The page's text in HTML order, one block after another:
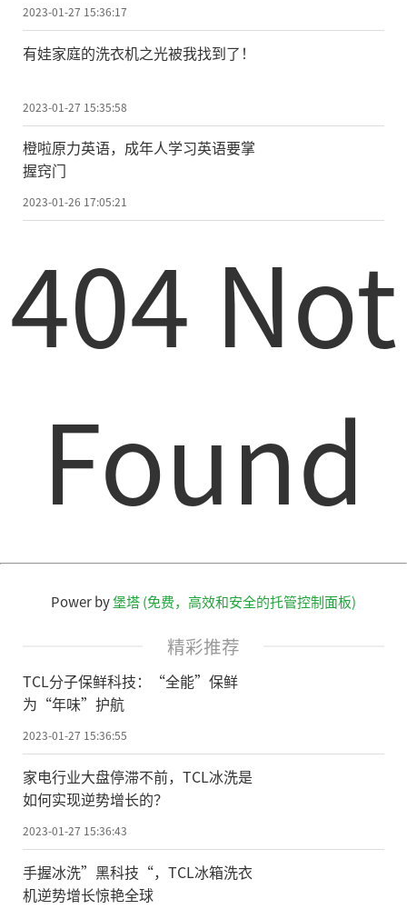
2023-01-27 15:36:17
有娃家庭的洗衣机之光被我找到了！
2023-01-27 15:35:58
橙啦原力英语，成年人学习英语要掌
握窍门
2023-01-26 17:05:21
404 Not
Found
Power by堡塔 (免费，高效和安全的托管控制面板)
精彩推荐
TCL分子保鲜科技：“全能”保鲜
为“年味”护航
2023-01-27 15:36:55
家电行业大盘停滞不前，TCL冰洗是
如何实现逆势增长的？
2023-01-27 15:36:43
手握冰洗”黑科技“，TCL冰箱洗衣
机逆势增长惊艳全球